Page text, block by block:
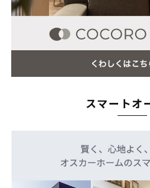
土地情報
オンライン相
スマートオ